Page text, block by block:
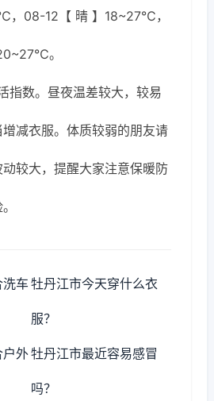
，08-12【 晴 】18~27℃，
。
指数。昼夜温差较大，较易
减衣服。体质较弱的朋友请
较大，提醒大家注意保暖防
车 牡丹江市今天穿什么衣
服？
户外牡丹江市最近容易感冒
吗？